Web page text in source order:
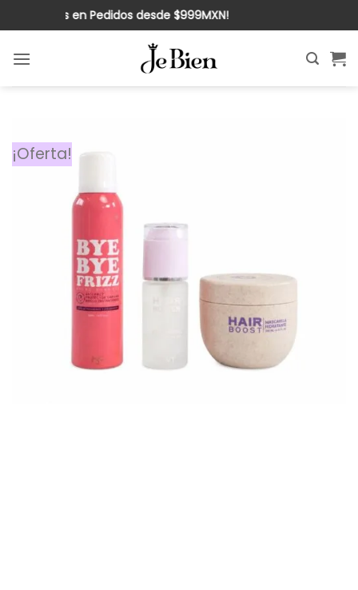
al
contenido
Gratis en Pedidos desde $999MXN!
¡Oferta!